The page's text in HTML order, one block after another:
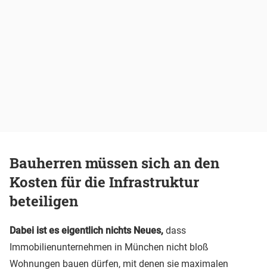
Bauherren müssen sich an den
Kosten für die Infrastruktur
beteiligen
Dabei ist es eigentlich nichts Neues, dass
Immobilienunternehmen in München nicht bloß
Wohnungen bauen dürfen, mit denen sie maximalen